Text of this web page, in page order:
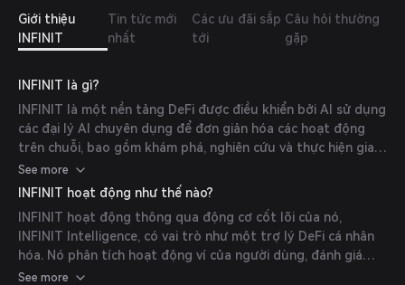
Giới thiệu
INFINIT
Tin tức mới
nhất
Các ưu đãi sắp
tới
Câu hỏi thường
gặp
INFINIT là gì?
INFINIT là một nền tảng DeFi được điều khiển bởi AI sử dụng
các đại lý AI chuyên dụng để đơn giản hóa các hoạt động
trên chuỗi, bao gồm khám phá, nghiên cứu và thực hiện giao
dịch. Bằng cách tích hợp dữ liệu thời gian thực và giao diện
ngôn ngữ tự nhiên, nó cho phép người dùng nghiên cứu và
thực hiện các chiến lược phức tạp trên chuỗi trong một quy
trình làm việc thống nhất.
See more
INFINIT hoạt động như thế nào?
INFINIT hoạt động thông qua động cơ cốt lõi của nó,
INFINIT Intelligence, có vai trò như một trợ lý DeFi cá nhân
hóa. Nó phân tích hoạt động ví của người dùng, đánh giá
mục tiêu và hồ sơ rủi ro, đồng thời sử dụng cả dữ liệu trên
See more